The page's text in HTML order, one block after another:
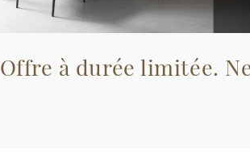
Offre à durée limitée.